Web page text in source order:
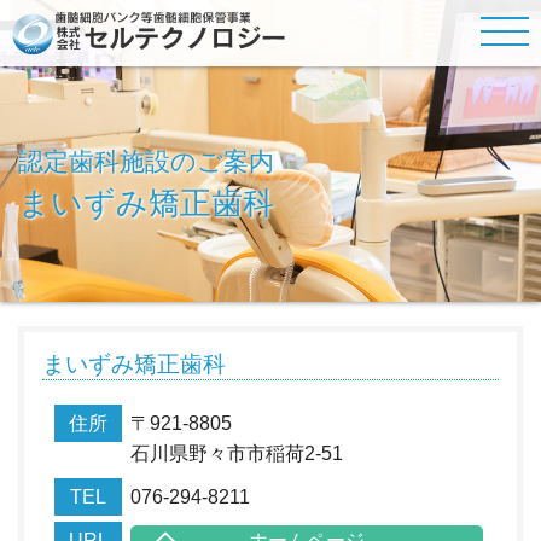
認定歯科施設のご案内
まいずみ矯正歯科
まいずみ矯正歯科
住所
〒921-8805
石川県野々市市稲荷2-51
TEL 076-294-8211